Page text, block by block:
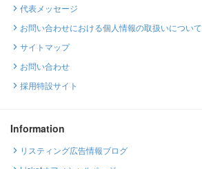
代表メッセージ
お問い合わせにおける個人情報の取扱いについて
サイトマップ
お問い合わせ
採用特設サイト
Information
リスティング広告情報ブログ